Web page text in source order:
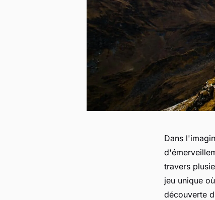
Dans
travers
jeu unique
découverte